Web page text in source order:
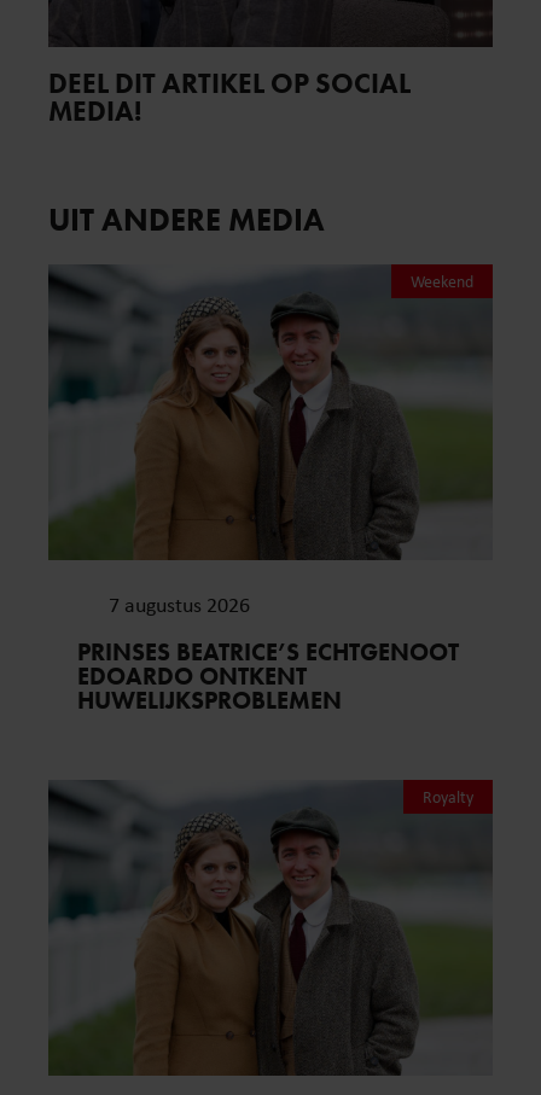
DEEL DIT ARTIKEL OP SOCIAL
MEDIA!
UIT ANDERE MEDIA
Weekend
7 augustus 2026
PRINSES BEATRICE’S ECHTGENOOT
EDOARDO ONTKENT
HUWELIJKSPROBLEMEN
Royalty